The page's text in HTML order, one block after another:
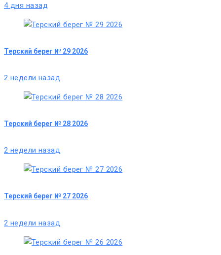
4 дня назад
Терский берег № 29 2026
2 недели назад
Терский берег № 28 2026
2 недели назад
Терский берег № 27 2026
2 недели назад